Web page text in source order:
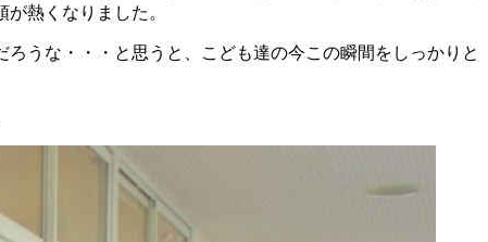
熱くなりました。
うな・・・と思うと、こども達の今この瞬間をしっかりと